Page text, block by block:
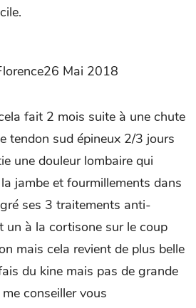
Mai 2018
fait 2 mois suite à une chute
tendon sud épineux 2/3 jours
une douleur lombaire qui
jambe et fourmillements dans
ses 3 traitements anti-
un à la cortisone sur le coup
mais cela revient de plus belle
du kine mais pas de grande
conseiller vous